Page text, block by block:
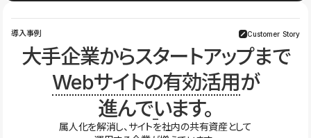
導入事例 Customer Story
大手企業からスタートアップまで
Webサイトの有効活用が
進んでいます。
属人化を解消し、サイトを社内の共有資産として